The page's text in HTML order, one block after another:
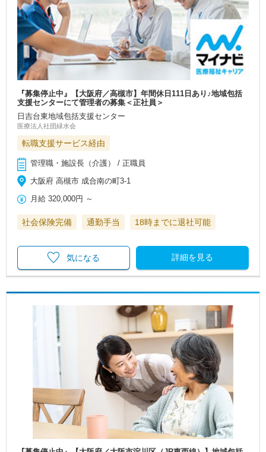
『募集停止中』【大阪府／高槻市】年間休日111日あり♪地域包括
支援センターにて管理者の募集＜正社員＞
日吉台東地域包括支援センター
医療法人社団緑水会
転職支援サービス経由
管理職・施設長（介護） / 正職員
大阪府 高槻市 成合南の町3-1
月給 320,000円 ～
社会保険完備 通勤手当 18時までに退社可能
詳細を見る
気になる